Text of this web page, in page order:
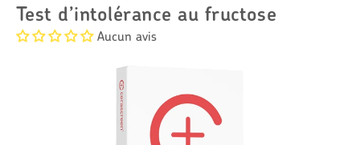
Test d’intolérance au fructose
Aucun avis